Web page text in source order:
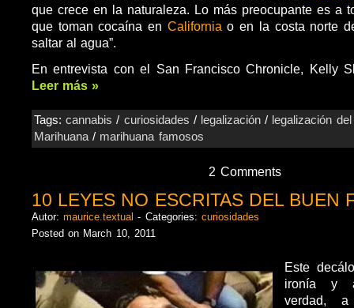
que crece en la naturaleza. Lo más preocupante es a
que toman cocaína en California o en la costa norte
saltar al agua”.
En entrevista con el San Francisco Chronicle, Kelly
Leer más »
Tags:cannabis / curiosidades / legalización / legalización
Marihuana / marihuana famosos
2 Comments
10 LEYES NO ESCRITAS DEL BUEN
Autor:maurice.textual - Categories: curiosidades
Posted on March 10, 2011
Este
ironía y
verdad,